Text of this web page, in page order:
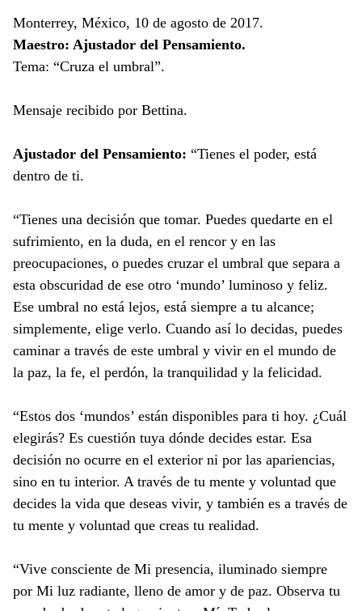
Monterrey, México, 10 de agosto de 2017.
Maestro: Ajustador del Pensamiento.
Tema: “Cruza el umbral”.
Mensaje recibido por Bettina.
Ajustador del Pensamiento: “Tienes el poder, está
dentro de ti.
“Tienes una decisión que tomar. Puedes quedarte en el
sufrimiento, en la duda, en el rencor y en las
preocupaciones, o puedes cruzar el umbral que separa a
esta obscuridad de ese otro ‘mundo’ luminoso y feliz.
Ese umbral no está lejos, está siempre a tu alcance;
simplemente, elige verlo. Cuando así lo decidas, puedes
caminar a través de este umbral y vivir en el mundo de
la paz, la fe, el perdón, la tranquilidad y la felicidad.
“Estos dos ‘mundos’ están disponibles para ti hoy. ¿Cuál
elegirás? Es cuestión tuya dónde decides estar. Esa
decisión no ocurre en el exterior ni por las apariencias,
sino en tu interior. A través de tu mente y voluntad que
decides la vida que deseas vivir, y también es a través de
tu mente y voluntad que creas tu realidad.
“Vive consciente de Mi presencia, iluminado siempre
por Mi luz radiante, lleno de amor y de paz. Observa tu